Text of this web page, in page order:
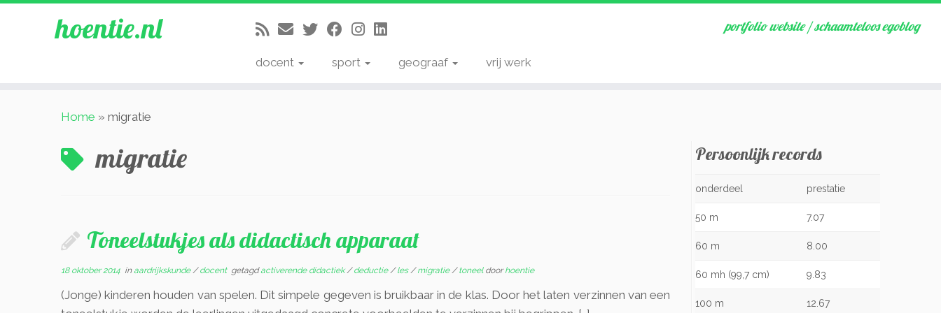
hoentie.nl portfolio website / schaamteloos egoblog
docent sport geograaf vrij werk
Home » migratie
migratie
Toneelstukjes als didactisch apparaat
18 oktober 2014 inaardrijkskunde/docent getagdactiverende didactiek/deductie/les/migratie/toneel doorhoentie
(Jonge) kinderen houden van spelen. Dit simpele gegeven is bruikbaar in de klas. Door het laten verzinnen van een
Persoonlijk records
onderdeel prestatie
50 m 7.07
60 m 8.00
60 mh (99,7 cm) 9.83
100 m 12.67